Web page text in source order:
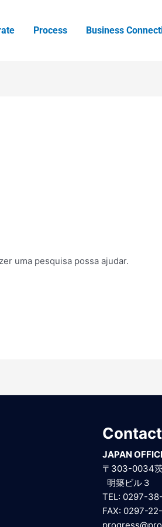
Process Business
uma pesquisa possa ajudar.
JAPAN
〒303-0034
明築ビル３
TEL: 0297-
FAX: 0297-